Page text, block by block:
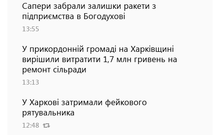
Сапери забрали залишки ракети з
підприємства в Богодухові
13:55
У прикордонній громаді на Харківщині
вирішили витратити 1,7 млн гривень на
ремонт сільради
13:13
У Харкові затримали фейкового
рятувальника
12:48